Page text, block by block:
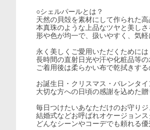
○シェルパールとは？
天然の貝殻を素材にして作られた
本真珠のような上品なツヤと美しさ
形や色が均一で、扱いやすく、気
永く美しくご愛用いただくためには
長時間の直射日光や汗や化粧品等
ご着用後は柔らかい布で乾拭きする
お誕生日・クリスマス・バレンタ
大切な方への日頃の感謝を込めた
毎日つけたいあなただけのお守り
結婚式などお呼ばれオケージョン
どんなシーンやコーデでも頼れる優